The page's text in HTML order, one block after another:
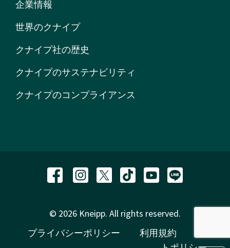
企業情報
世界のクナイプ
クナイプ社の歴史
クナイプのサステナビリティ
クナイプのコンプライアンス
© 2026 Kneipp. All rights reserved.
プライバシーポリシー
利用規約